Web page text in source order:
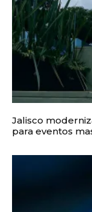
Jalisco
para eventos